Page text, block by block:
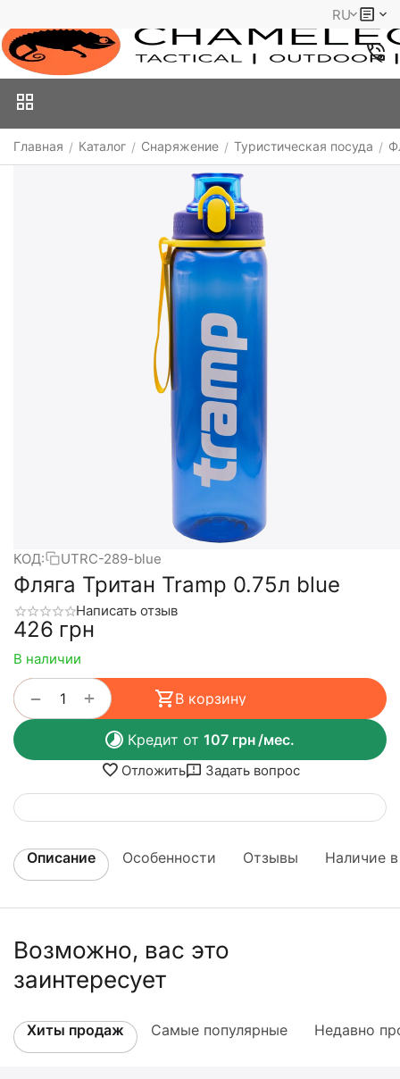
RU
Главная / Каталог / Снаряжение / Туристическая посуда /
КОД: UTRC-289-blue
Фляга Тритан Tramp 0.75л blue
Написать отзыв
‍426‍ грн
В наличии
+
− В корзину
Кредит от 107 грн/мес.
Отложить Задать вопрос
Описание Особенности Отзывы Наличие
Возможно, вас это
заинтересует
Хиты продаж Самые популярные Недавно